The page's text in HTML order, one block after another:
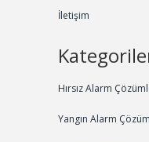
İletişim
Hırsız Alarm
Yangın Alarm